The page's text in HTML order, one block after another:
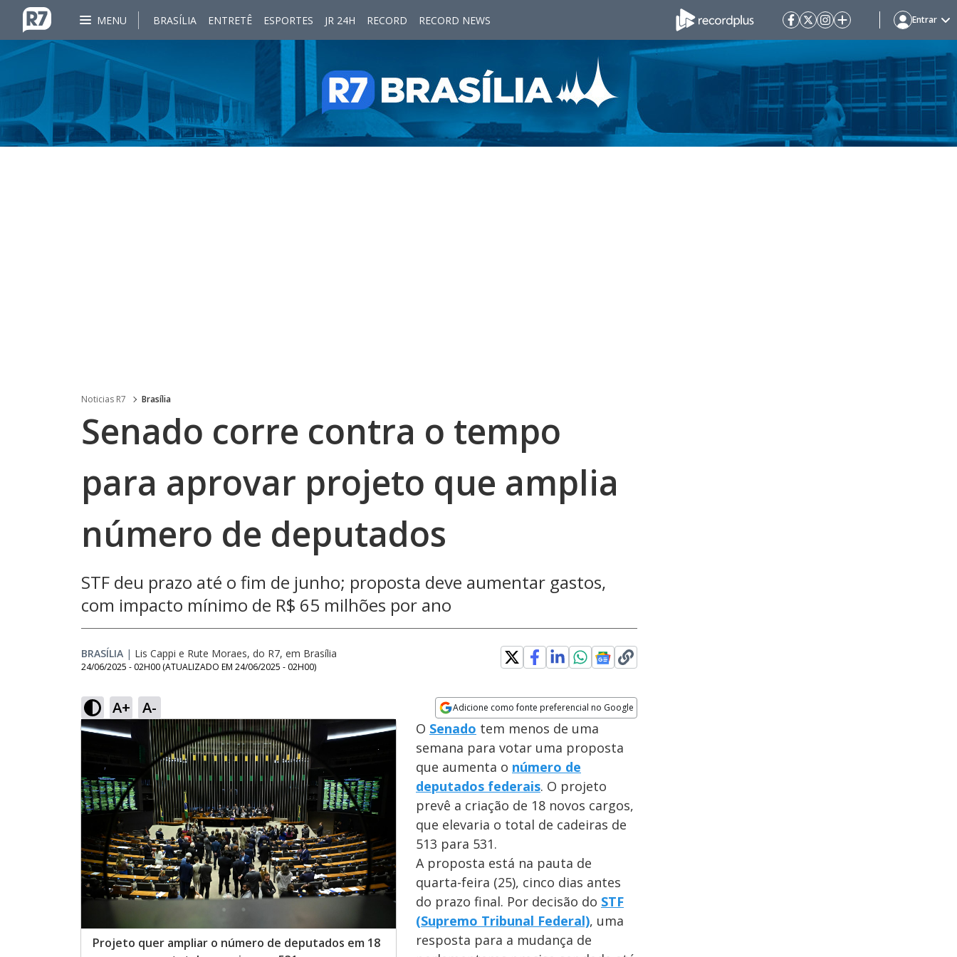
MENU BRASÍLIA ENTRETÊ ESPORTES JR 24H RECORD RECORD NEWS Entrar
Noticias R7 Brasília
Senado corre contra o tempo
para aprovar projeto que amplia
número de deputados
STF deu prazo até o fim de junho; proposta deve aumentar gastos,
com impacto mínimo de R$ 65 milhões por ano
BRASÍLIA | Lis Cappi e Rute Moraes, do R7, em Brasília
24/06/2025 - 02H00 (ATUALIZADO EM 24/06/2025 - 02H00)
A+ A- Adicione como fonte preferencial no Google
Opens in new window
Projeto quer ampliar o número de deputados em 18
O Senado tem menos de uma
semana para votar uma proposta
que aumenta o número de
deputados federais. O projeto
prevê a criação de 18 novos cargos,
que elevaria o total de cadeiras de
513 para 531.
A proposta está na pauta de
quarta-feira (25), cinco dias antes
do prazo final. Por decisão do STF
(Supremo Tribunal Federal), uma
resposta para a mudança de